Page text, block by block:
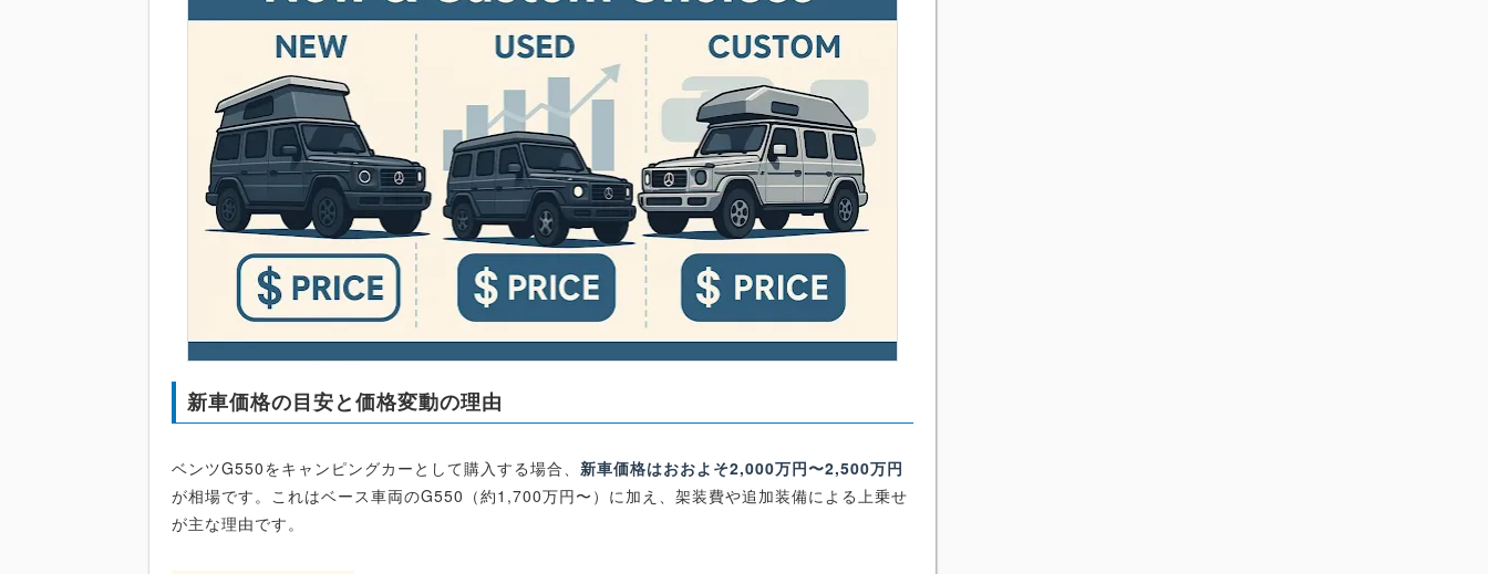
新車価格の目安と価格変動の理由
ベンツG550をキャンピングカーとして購入する場合、新車価格はおおよそ2,000万円〜2,500万円
が相場です。これはベース車両のG550（約1,700万円〜）に加え、架装費や追加装備による上乗せ
が主な理由です。